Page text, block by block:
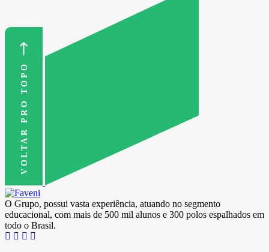
VOLTAR PRO TOPO
O Grupo, possui vasta experiência, atuando no segmento
educacional, com mais de 500 mil alunos e 300 polos espalhados em
todo o Brasil.